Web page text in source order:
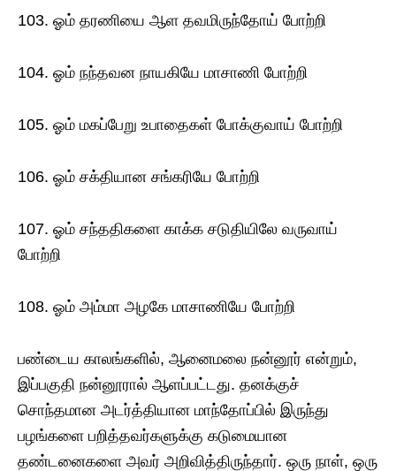
103. ஓம் தரணியை ஆள தவமிருந்தோய் போற்றி
104. ஓம் நந்தவன நாயகியே மாசாணி போற்றி
105. ஓம் மகப்பேறு உபாதைகள் போக்குவாய் போற்றி
106. ஓம் சக்தியான சங்கரியே போற்றி
107. ஓம் சந்ததிகளை காக்க சடுதியிலே வருவாய்
போற்றி
108. ஓம் அம்மா அழகே மாசாணியே போற்றி
பண்டைய காலங்களில், ஆனைமலை நன்னூர் என்றும்,
இப்பகுதி நன்னூரால் ஆளப்பட்டது. தனக்குச்
சொந்தமான அடர்த்தியான மாந்தோப்பில் இருந்து
பழங்களை பறித்தவர்களுக்கு கடுமையான
தண்டனைகளை அவர் அறிவித்திருந்தார். ஒரு நாள், ஒரு